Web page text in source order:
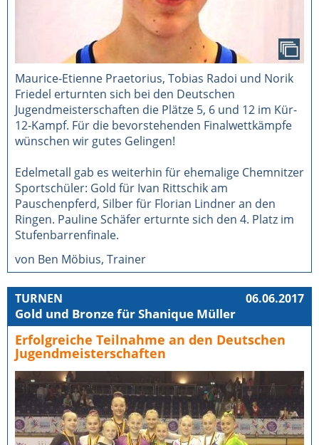
Maurice-Etienne Praetorius, Tobias Radoi und Norik
Friedel erturnten sich bei den Deutschen
Jugendmeisterschaften die Plätze 5, 6 und 12 im Kür-
12-Kampf. Für die bevorstehenden Finalwettkämpfe
wünschen wir gutes Gelingen!
Edelmetall gab es weiterhin für ehemalige Chemnitzer
Sportschüler: Gold für Ivan Rittschik am
Pauschenpferd, Silber für Florian Lindner an den
Ringen. Pauline Schäfer erturnte sich den 4. Platz im
Stufenbarrenfinale.
von Ben Möbius, Trainer
06.06.2017
TURNEN
Gold und Bronze für Shanique Müller
Erfolgreiche Teilnahme an den Deutschen
Jugendmeisterschaften